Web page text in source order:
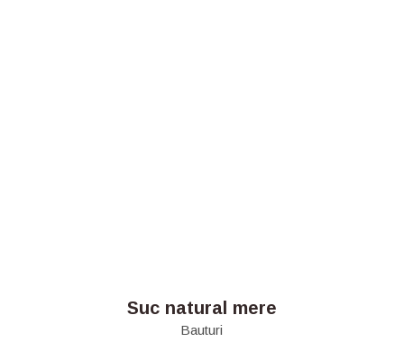
Suc natural mere
Bauturi